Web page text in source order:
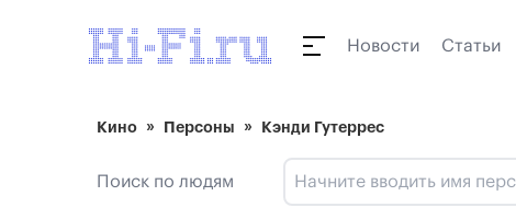
Новости Статьи
Кино Персоны Кэнди Гутеррес
Поиск по людям